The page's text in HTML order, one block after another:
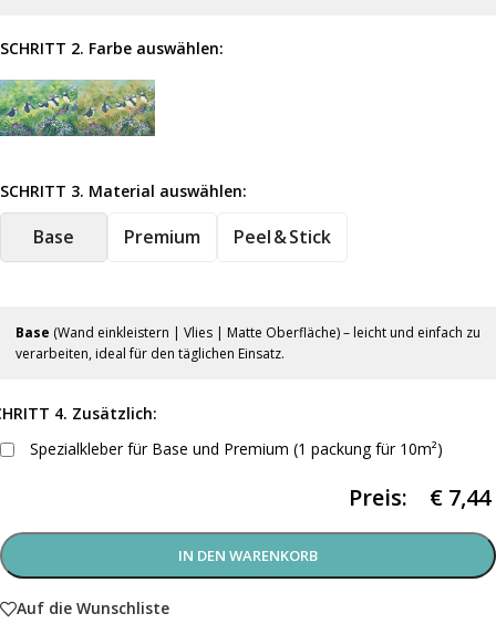
SCHRITT 2. Farbe auswählen:
SCHRITT 3. Material auswählen:
Base Premium Peel & Stick
Base (Wand einkleistern | Vlies | Matte Oberfläche) – leicht und einfach zu
verarbeiten, ideal für den täglichen Einsatz.
4. Zusätzlich:
Spezialkleber für Base und Premium (1 packung für 10m²)
Preis: € 7,44
IN DEN WARENKORB
Auf die Wunschliste